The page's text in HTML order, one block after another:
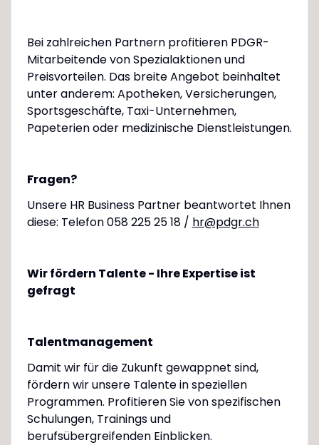
Bei zahlreichen Partnern profitieren PDGR-
Mitarbeitende von Spezialaktionen und
Preisvorteilen. Das breite Angebot beinhaltet
unter anderem: Apotheken, Versicherungen,
Sportsgeschäfte, Taxi-Unternehmen,
Papeterien oder medizinische Dienstleistungen.
Fragen?
Unsere HR Business Partner beantwortet Ihnen
diese: Telefon 058 225 25 18 / hr@pdgr.ch
Wir fördern Talente - Ihre Expertise ist
gefragt
Talentmanagement
Damit wir für die Zukunft gewappnet sind,
fördern wir unsere Talente in speziellen
Programmen. Profitieren Sie von spezifischen
Schulungen, Trainings und
berufsübergreifenden Einblicken.